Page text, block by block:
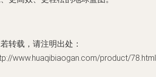
转载，请注明出处：
www.huaqibiaogan.com/product/78.html